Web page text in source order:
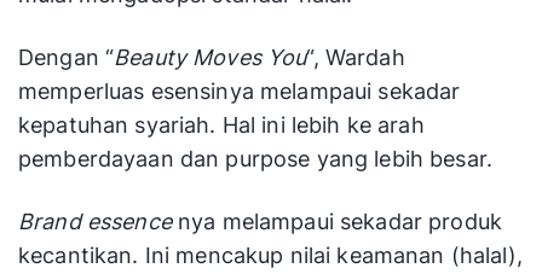
Dengan “Beauty Moves You“, Wardah
memperluas esensinya melampaui sekadar
kepatuhan syariah. Hal ini lebih ke arah
pemberdayaan dan purpose yang lebih besar.
Brand essencenya melampaui sekadar produk
kecantikan. Ini mencakup nilai keamanan (halal),